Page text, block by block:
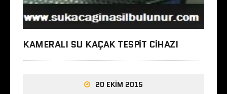
KAMERALI SU KAÇAK TESPIT CIHAZI
20 EKIM 2015